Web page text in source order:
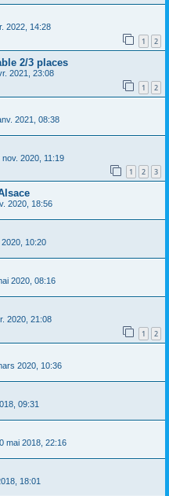
2022, 14:28
1 2
2/3 places
2021, 23:08
1 2
2021, 08:38
nov. 2020, 11:19
1 2 3
2020, 18:56
10:20
2020, 08:16
2020, 21:08
1 2
2020, 10:36
09:31
mai 2018, 22:16
18:01